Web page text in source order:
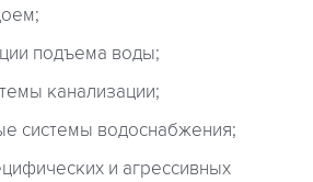
подъема воды;
канализации;
системы водоснабжения;
и агрессивных